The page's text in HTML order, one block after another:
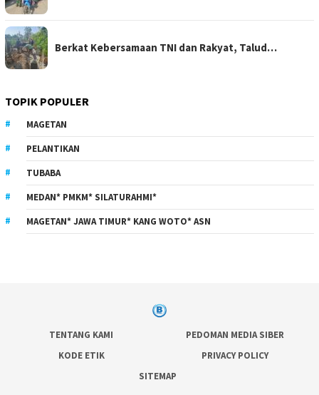
Berkat Kebersamaan TNI dan Rakyat, Talud…
TOPIK POPULER
MAGETAN
PELANTIKAN
TUBABA
MEDAN* PMKM* SILATURAHMI*
MAGETAN* JAWA TIMUR* KANG WOTO* ASN
TENTANG KAMI
PEDOMAN MEDIA SIBER
KODE ETIK
PRIVACY POLICY
SITEMAP